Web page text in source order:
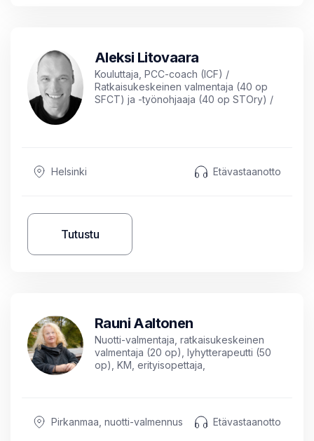
Aleksi Litovaara
Kouluttaja, PCC-coach (ICF) /
Ratkaisukeskeinen valmentaja (40 op
SFCT) ja -työnohjaaja (40 op STOry) /
Helsinki
Etävastaanotto
Tutustu
Rauni Aaltonen
Nuotti-valmentaja, ratkaisukeskeinen
valmentaja (20 op), lyhytterapeutti (50
op), KM, erityisopettaja,
Pirkanmaa, nuotti-valmennus Etävastaanotto